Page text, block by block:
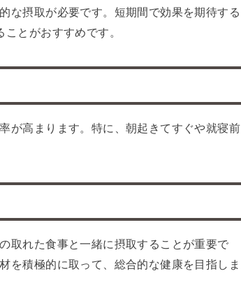
な摂取が必要です。短期間で効果を期待する
とがおすすめです。
が高まります。特に、朝起きてすぐや就寝前
取れた食事と一緒に摂取することが重要で
を積極的に取って、総合的な健康を目指しま